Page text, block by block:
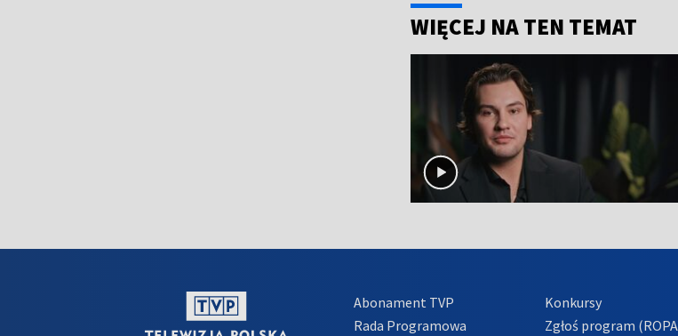
WIĘCEJ NA TEN TEMAT
Abonament TVP
Rada Programowa
Konkursy
Zgłoś program